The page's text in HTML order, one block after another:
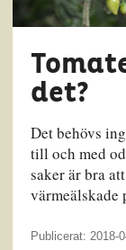
det?
Det behövs
till och med
saker är bra
Publicerat: 2018-